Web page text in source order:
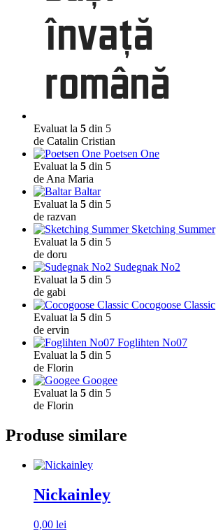
Evaluat la 5 din 5
de Catalin Cristian
Poetsen One
Evaluat la 5 din 5
de Ana Maria
Baltar
Evaluat la 5 din 5
de razvan
Sketching Summer
Evaluat la 5 din 5
de doru
Sudegnak No2
Evaluat la 5 din 5
de gabi
Cocogoose Classic
Evaluat la 5 din 5
de ervin
Foglihten No07
Evaluat la 5 din 5
de Florin
Googee
Evaluat la 5 din 5
de Florin
Produse similare
Nickainley
0,00 lei